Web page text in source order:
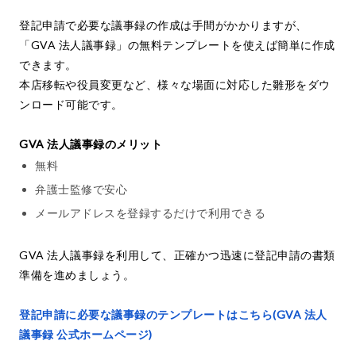
登記申請で必要な議事録の作成は手間がかかりますが、
「GVA 法人議事録」の無料テンプレートを使えば簡単に作成
できます。
本店移転や役員変更など、様々な場面に対応した雛形をダウ
ンロード可能です。
GVA 法人議事録のメリット
無料
弁護士監修で安心
メールアドレスを登録するだけで利用できる
GVA 法人議事録を利用して、正確かつ迅速に登記申請の書類
準備を進めましょう。
登記申請に必要な議事録のテンプレートはこちら(GVA 法人
議事録 公式ホームページ)